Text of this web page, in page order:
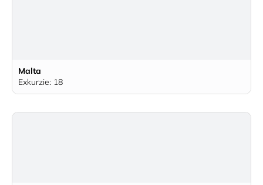
Malta
Exkurzie: 18